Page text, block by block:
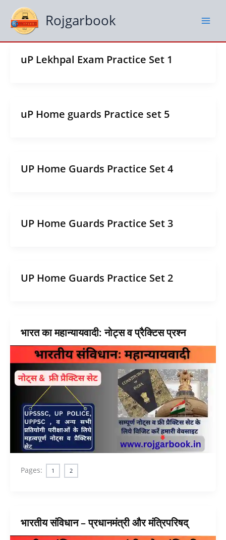
content
Rojgarbook
uP Lekhpal Exam Practice Set 1
uP Home guards Practice set 5
UP Home Guards Practice Set 4
UP Home Guards Practice Set 3
UP Home Guards Practice Set 2
भारत का महान्यायवादी: नोट्स व प्रैक्टिस प्रश्न
Pages: 1 2
भारतीय संविधान – प्रधानमंत्री और मंत्रिपरिषद्